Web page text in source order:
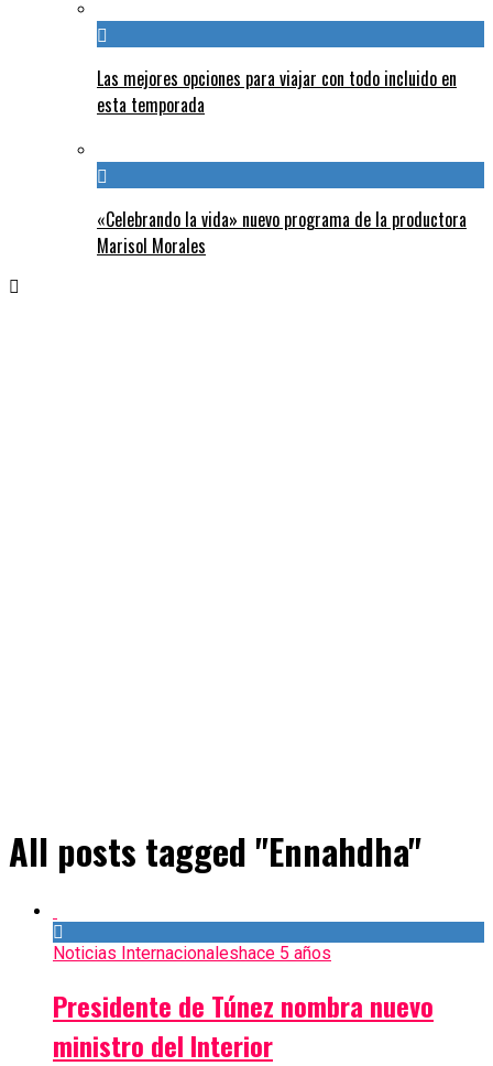
Las mejores opciones para viajar con todo incluido en
esta temporada
«Celebrando la vida» nuevo programa de la productora
Marisol Morales
All posts tagged "Ennahdha"
Noticias Internacionaleshace 5 años
Presidente de Túnez nombra nuevo
ministro del Interior